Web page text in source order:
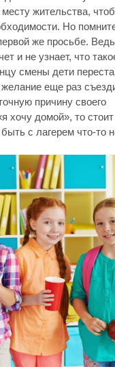
жительства, чтоб
Но
же просьбе. Ведь
и не узнает, что
смены дети
еще раз
причину своего
хочу домой», то стоит
с лагерем что-то